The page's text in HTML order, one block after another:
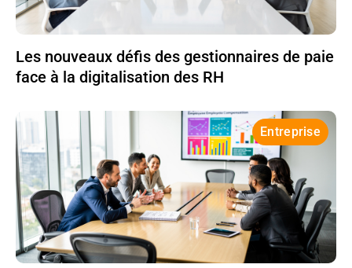
Les nouveaux défis des gestionnaires de paie
face à la digitalisation des RH
Entreprise